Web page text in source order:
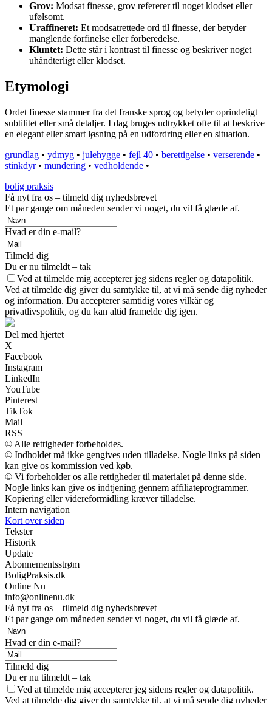
Grov: Modsat finesse, grov refererer til noget klodset eller
ufølsomt.
Uraffineret: Et modsatrettede ord til finesse, der betyder
manglende forfinelse eller forberedelse.
Kluntet: Dette står i kontrast til finesse og beskriver noget
uhåndterligt eller klodset.
Etymologi
Ordet finesse stammer fra det franske sprog og betyder oprindeligt
subtilitet eller små detaljer. I dag bruges udtrykket ofte til at beskrive
en elegant eller smart løsning på en udfordring eller en situation.
grundlag • ydmyg • julehygge • fejl 40 • berettigelse • verserende •
stinkdyr• mundering • vedholdende •
bolig praksis
Få nyt fra os – tilmeld dig nyhedsbrevet
Et par gange om måneden sender vi noget, du vil få glæde af.
Hvad er din e-mail?
Tilmeld dig
Du er nu tilmeldt – tak
Ved at tilmelde mig accepterer jeg sidens regler og datapolitik.
Ved at tilmelde dig giver du samtykke til, at vi må sende dig nyheder
og information. Du accepterer samtidig vores vilkår og
privatlivspolitik, og du kan altid framelde dig igen.
Del med hjertet
X
Facebook
Instagram
LinkedIn
YouTube
Pinterest
TikTok
Mail
RSS
© Alle rettigheder forbeholdes.
© Indholdet må ikke gengives uden tilladelse. Nogle links på siden
kan give os kommission ved køb.
© Vi forbeholder os alle rettigheder til materialet på denne side.
Nogle links kan give os indtjening gennem affiliateprogrammer.
Kopiering eller videreformidling kræver tilladelse.
Intern navigation
Kort over siden
Tekster
Historik
Update
Abonnementsstrøm
BoligPraksis.dk
Online Nu
info@onlinenu.dk
Få nyt fra os – tilmeld dig nyhedsbrevet
Et par gange om måneden sender vi noget, du vil få glæde af.
Hvad er din e-mail?
Tilmeld dig
Du er nu tilmeldt – tak
Ved at tilmelde mig accepterer jeg sidens regler og datapolitik.
Ved at tilmelde dig giver du samtykke til, at vi må sende dig nyheder